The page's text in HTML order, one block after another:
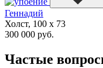
Геннадий
Холст, 100 x 73
300 000 руб.
Частые